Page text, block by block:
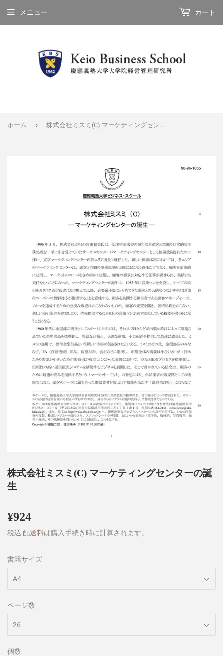
メニュー カート
ホーム › 株式会社ミスミ(C) マーケティングセンターの誕生
株式会社ミスミ(C) マーケティングセンターの誕
生
¥924
税込 配送料は購入手続き時に計算されます。
書籍サイズ
ページ数
個数